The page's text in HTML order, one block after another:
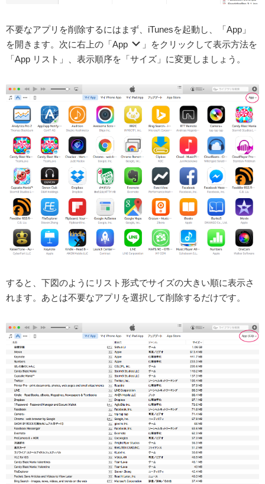
不要なアプリを削除するにはまず、iTunesを起動し、「App」
を開きます。次に右上の「App
」をクリックして表示方法を
「App リスト」、表示順序を「サイズ」に変更しましょう。
すると、下図のようにリスト形式でサイズの大きい順に表示さ
れます。あとは不要なアプリを選択して削除するだけです。